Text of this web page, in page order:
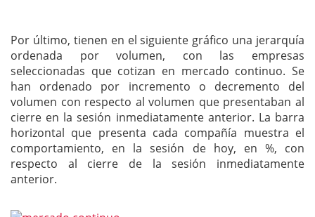
Por último, tienen en el siguiente gráfico una jerarquía
ordenada por volumen, con las empresas
seleccionadas que cotizan en mercado continuo. Se
han ordenado por incremento o decremento del
volumen con respecto al volumen que presentaban al
cierre en la sesión inmediatamente anterior. La barra
horizontal que presenta cada compañía muestra el
comportamiento, en la sesión de hoy, en %, con
respecto al cierre de la sesión inmediatamente
anterior.